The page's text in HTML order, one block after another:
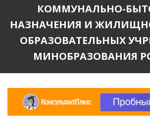
КОММУНАЛЬНО-
НАЗНАЧЕНИЯ И
ОБРАЗОВАТЕЛЬНЫХ
МИНОБРАЗОВАНИЯ